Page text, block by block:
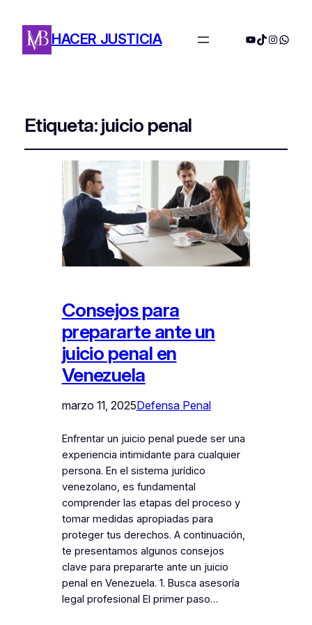
HACER JUSTICIA YouTube
TikTok
Etiqueta:juicio penal
Consejos para
prepararte ante un
juicio penal en
Venezuela
marzo 11, 2025Defensa Penal
Enfrentar un juicio penal puede ser una
experiencia intimidante para cualquier
persona. En el sistema jurídico
venezolano, es fundamental
comprender las etapas del proceso y
tomar medidas apropiadas para
proteger tus derechos. A continuación,
te presentamos algunos consejos
clave para prepararte ante un juicio
penal en Venezuela. 1. Busca asesoría
legal profesional El primer paso…